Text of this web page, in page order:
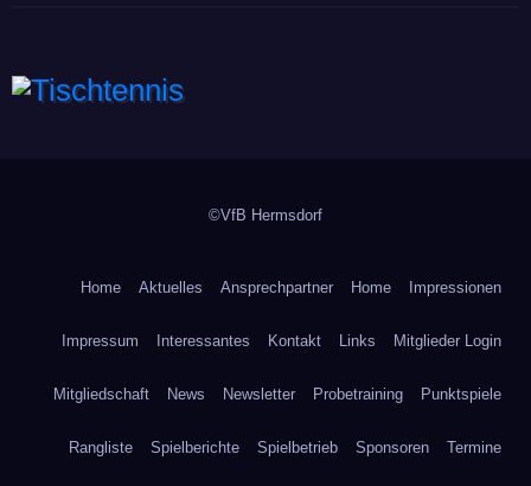
©VfB Hermsdorf
Home Aktuelles Ansprechpartner Home Impressionen
Impressum Interessantes Kontakt Links Mitglieder Login
Mitgliedschaft News Newsletter Probetraining Punktspiele
Rangliste Spielberichte Spielbetrieb Sponsoren Termine